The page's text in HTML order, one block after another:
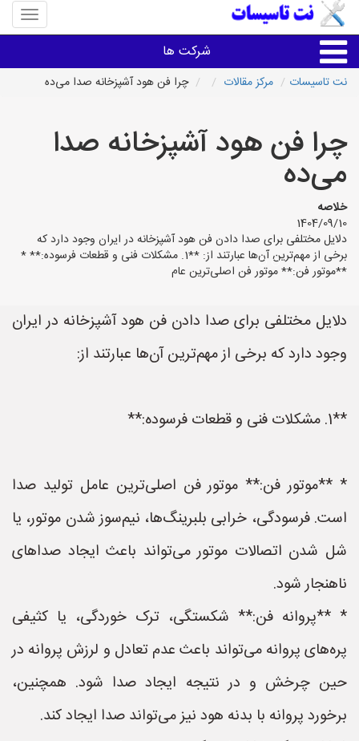
منوی
سایت
شرکت ها
خدمات تاسیسات ساختمان
تاسیساتی های شهرها
نت تاسیسات مرکز مقالات چرا فن هود آشپزخانه صدا می‌ده
چرا فن هود آشپزخانه صدا
می‌ده
خلاصه
1404/09/10
دلایل مختلفی برای صدا دادن فن هود آشپزخانه در ایران وجود دارد که
برخی از مهم‌ترین آن‌ها عبارتند از: **1. مشکلات فنی و قطعات فرسوده:** *
**موتور فن:** موتور فن اصلی‌ترین عام
دلایل مختلفی برای صدا دادن فن هود آشپزخانه در ایران
وجود دارد که برخی از مهم‌ترین آن‌ها عبارتند از:
**1. مشکلات فنی و قطعات فرسوده:**
* **موتور فن:** موتور فن اصلی‌ترین عامل تولید صدا
است. فرسودگی، خرابی بلبرینگ‌ها، نیم‌سوز شدن موتور، یا
شل شدن اتصالات موتور می‌تواند باعث ایجاد صداهای
ناهنجار شود.
* **پروانه فن:** شکستگی، ترک خوردگی، یا کثیفی
پره‌های پروانه می‌تواند باعث عدم تعادل و لرزش پروانه در
حین چرخش و در نتیجه ایجاد صدا شود. همچنین،
برخورد پروانه با بدنه هود نیز می‌تواند صدا ایجاد کند.